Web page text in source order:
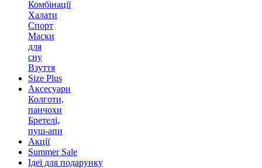
Комбінації
Халати
Спорт
Маски
для
сну
Взуття
Size Plus
Аксесуари
Колготи,
панчохи
Бретелі,
пуш-апи
Акції
Summer Sale
Ідеї для подарунку